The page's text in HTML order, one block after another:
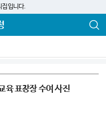
집입니다.
육 표창장 수여 사진